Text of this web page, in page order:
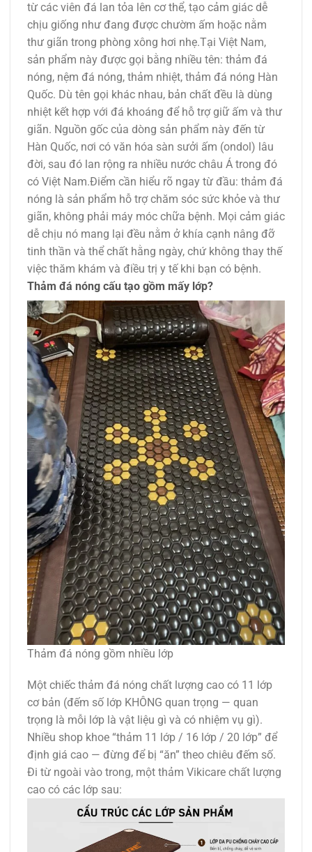
từ các viên đá lan tỏa lên cơ thể, tạo cảm giác dễ
chịu giống như đang được chườm ấm hoặc nằm
thư giãn trong phòng xông hơi nhẹ.Tại Việt Nam,
sản phẩm này được gọi bằng nhiều tên: thảm đá
nóng, nệm đá nóng, thảm nhiệt, thảm đá nóng Hàn
Quốc. Dù tên gọi khác nhau, bản chất đều là dùng
nhiệt kết hợp với đá khoáng để hỗ trợ giữ ấm và thư
giãn. Nguồn gốc của dòng sản phẩm này đến từ
Hàn Quốc, nơi có văn hóa sàn sưởi ấm (ondol) lâu
đời, sau đó lan rộng ra nhiều nước châu Á trong đó
có Việt Nam.Điểm cần hiểu rõ ngay từ đầu: thảm đá
nóng là sản phẩm hỗ trợ chăm sóc sức khỏe và thư
giãn, không phải máy móc chữa bệnh. Mọi cảm giác
dễ chịu nó mang lại đều nằm ở khía cạnh nâng đỡ
tinh thần và thể chất hằng ngày, chứ không thay thế
việc thăm khám và điều trị y tế khi bạn có bệnh.
Thảm đá nóng cấu tạo gồm mấy lớp?
Thảm đá nóng gồm nhiều lớp
Một chiếc thảm đá nóng chất lượng cao có 11 lớp
cơ bản (đếm số lớp KHÔNG quan trọng — quan
trọng là mỗi lớp là vật liệu gì và có nhiệm vụ gì).
Nhiều shop khoe “thảm 11 lớp / 16 lớp / 20 lớp” để
định giá cao — đừng để bị “ăn” theo chiêu đếm số.
Đi từ ngoài vào trong, một thảm Vikicare chất lượng
cao có các lớp sau: